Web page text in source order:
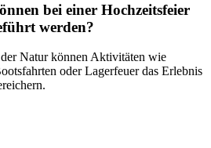
bei einer Hochzeitsfeier
werden?
Natur können Aktivitäten wie
oder Lagerfeuer das Erlebnis